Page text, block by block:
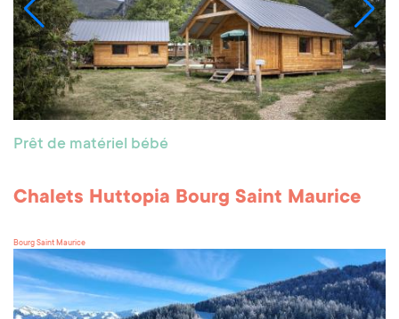
Prêt de matériel bébé
Chalets Huttopia Bourg Saint Maurice
Bourg Saint Maurice